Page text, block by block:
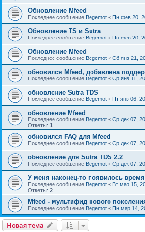
Обновление Mfeed
Последнее сообщение Begemot « Пн фев 20,
Обновление TS и Sutra
Последнее сообщение Begemot « Пн фев 20,
Обновление Mfeed
Последнее сообщение Begemot « Сб янв 21,
обновился Mfeed, добавлена
Последнее сообщение Begemot « Ср янв 11,
обновление Sutra TDS
Последнее сообщение Begemot « Пт янв 06,
обновление Mfeed
Последнее сообщение Begemot « Ср дек 07,
Ответы: 1
обновился FAQ для Mfeed
Последнее сообщение Begemot « Ср дек 07,
обновление для Sutra TDS 2.2
Последнее сообщение Begemot « Ср дек 07,
У меня наконец-то появилось
Последнее сообщение Begemot « Вт мар 15,
Ответы: 2
Mfeed - мультифид нового
Последнее сообщение Begemot « Пн мар 14,
Новая тема